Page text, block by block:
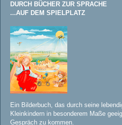
DURCH BÜCHER ZUR SPRACHE
...AUF DEM SPIELPLATZ
Ein Bilderbuch, das durch seine
Kleinkindern in besonderem Maße
Gespräch zu kommen.